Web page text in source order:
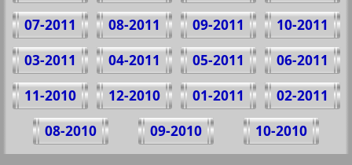
10-2011
09-2011
08-2011
07-2011
06-2011
05-2011
04-2011
03-2011
02-2011
01-2011
12-2010
11-2010
10-2010
09-2010
08-2010